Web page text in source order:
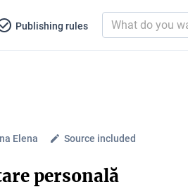
Publishing rules
Elena
Source included
personală